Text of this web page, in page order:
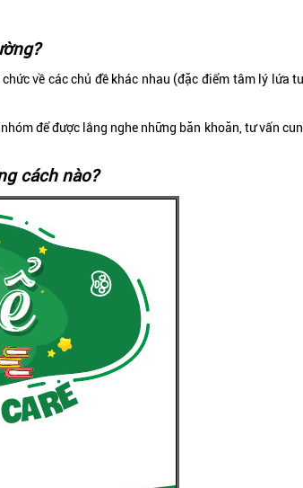
về các chủ đề khác nhau (đặc điểm tâm lý lứa
để được lắng nghe những băn khoăn, tư vấn
cách nào?